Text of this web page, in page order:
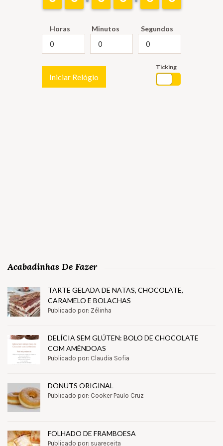
Horas Minutos Segundos
Iniciar Relógio
Ticking
Acabadinhas De Fazer
TARTE GELADA DE NATAS, CHOCOLATE,
CARAMELO E BOLACHAS
Publicado por: Zélinha
DELÍCIA SEM GLÚTEN: BOLO DE CHOCOLATE
COM AMÊNDOAS
Publicado por: Claudia Sofia
DONUTS ORIGINAL
Publicado por: Cooker Paulo Cruz
FOLHADO DE FRAMBOESA
Publicado por: suareceita